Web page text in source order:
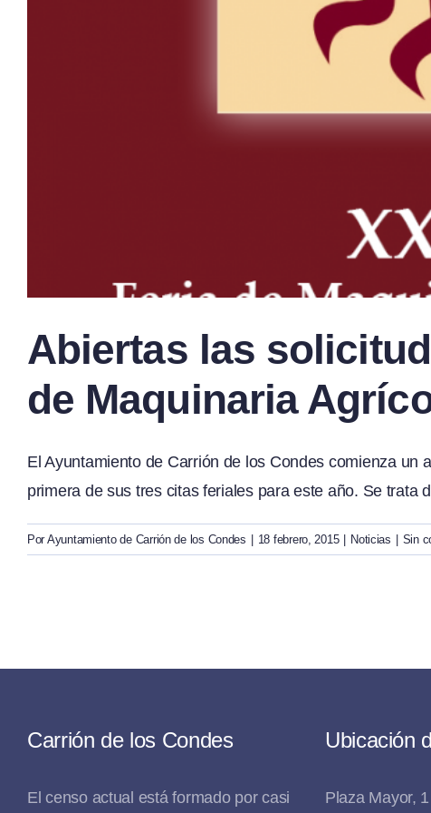
Abiertas las
de Maquinaria
El Ayuntamiento de Carrión de los Condes comienza
primera de sus tres citas feriales para este año. Se trata
Por Ayuntamiento de Carrión de los Condes | 18 febrero, 2015 | Noticias | Sin
Carrión de los Condes
El censo actual está formado por casi
Ubicación
Plaza Mayor, 1